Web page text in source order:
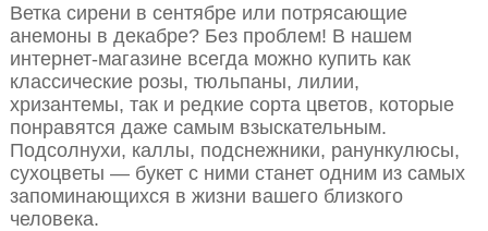
Ветка сирени в сентябре или потрясающие
анемоны в декабре? Без проблем! В нашем
интернет-магазине всегда можно купить как
классические розы, тюльпаны, лилии,
хризантемы, так и редкие сорта цветов, которые
понравятся даже самым взыскательным.
Подсолнухи, каллы, подснежники, ранункулюсы,
сухоцветы — букет с ними станет одним из самых
запоминающихся в жизни вашего близкого
человека.